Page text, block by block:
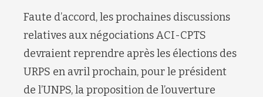
Faute d’accord, les prochaines discussions
relatives aux négociations ACI-CPTS
devraient reprendre après les élections des
URPS en avril prochain, pour le président
de l’UNPS, la proposition de l’ouverture